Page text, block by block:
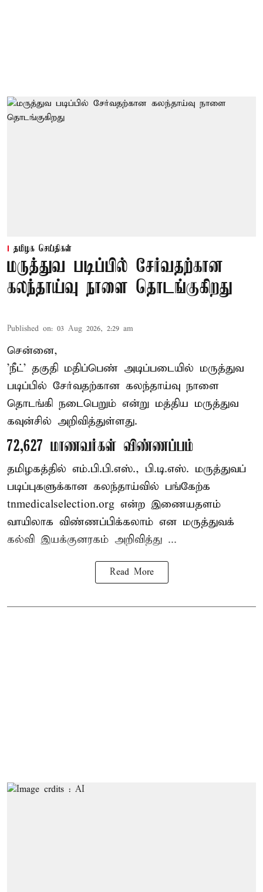
தமிழக செய்திகள்
மருத்துவ படிப்பில் சேர்வதற்கான
கலந்தாய்வு நாளை தொடங்குகிறது
Published on: 03 Aug 2026, 2:29 am
சென்னை,
'நீட்' தகுதி மதிப்பெண் அடிப்படையில் மருத்துவ
படிப்பில் சேர்வதற்கான கலந்தாய்வு நாளை
தொடங்கி நடைபெறும் என்று மத்திய மருத்துவ
கவுன்சில் அறிவித்துள்ளது.
72,627 மாணவர்கள் விண்ணப்பம்
தமிழகத்தில் எம்.பி.பி.எஸ்., பி.டி.எஸ். மருத்துவப்
படிப்புகளுக்கான கலந்தாய்வில் பங்கேற்க
tnmedicalselection.org என்ற இணையதளம்
வாயிலாக விண்ணப்பிக்கலாம் என மருத்துவக்
கல்வி இயக்குனரகம் அறிவித்து ...
Read More